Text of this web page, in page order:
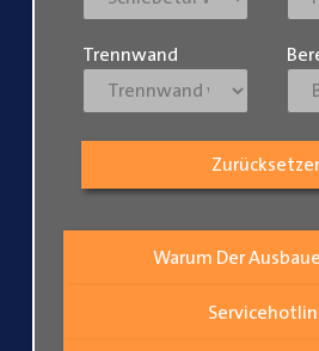
Warum Der
Trennwand